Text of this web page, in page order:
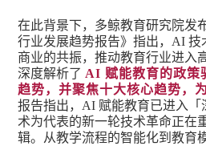
在此背景下，多鲸教育研究院发
行业发展趋势报告》指出，AI 技
商业的共振，推动教育行业进入
深度解析了AI 赋能教育的政策
趋势，并聚焦十大核心趋势，
报告指出，AI 赋能教育已进入「
术为代表的新一轮技术革命正在
辑。从教学流程的智能化到教育